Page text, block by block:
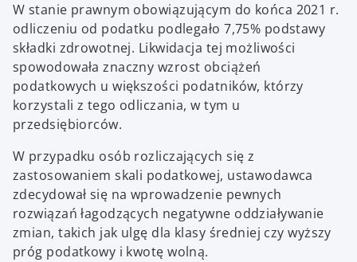
W stanie prawnym obowiązującym do końca 2021 r.
odliczeniu od podatku podlegało 7,75% podstawy
składki zdrowotnej. Likwidacja tej możliwości
spowodowała znaczny wzrost obciążeń
podatkowych u większości podatników, którzy
korzystali z tego odliczania, w tym u
przedsiębiorców.
W przypadku osób rozliczających się z
zastosowaniem skali podatkowej, ustawodawca
zdecydował się na wprowadzenie pewnych
rozwiązań łagodzących negatywne oddziaływanie
zmian, takich jak ulgę dla klasy średniej czy wyższy
próg podatkowy i kwotę wolną.